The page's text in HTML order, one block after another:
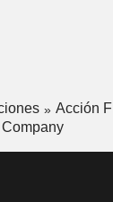
Acción F